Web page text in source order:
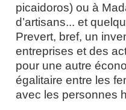
picaidoros) ou à
d’artisans... et
Prevert, bref, un
entreprises et des
pour une autre
égalitaire entre les
avec les personnes